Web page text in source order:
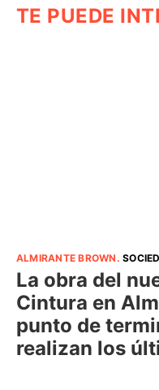
TE PUEDE
ALMIRANTE BROWN .
La obra del
Cintura en
punto de
realizan los